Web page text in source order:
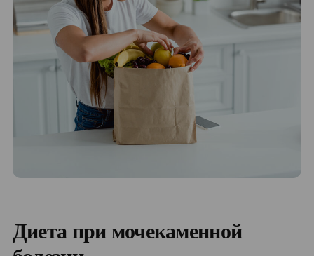
Диета при мочекаменной